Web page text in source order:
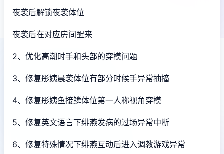
夜袭后解锁夜袭体位
夜袭后在对应房间醒来
2、优化高潮时手和头部的穿模问题
3、修复彤姨晨袭体位有部分时候手异常抽搐
4、修复彤姨鱼接鳞体位第一人称视角穿模
5、修复英文语言下绯燕发病的过场异常中断
6、修复特殊情况下绯燕互动后进入调教游戏异常